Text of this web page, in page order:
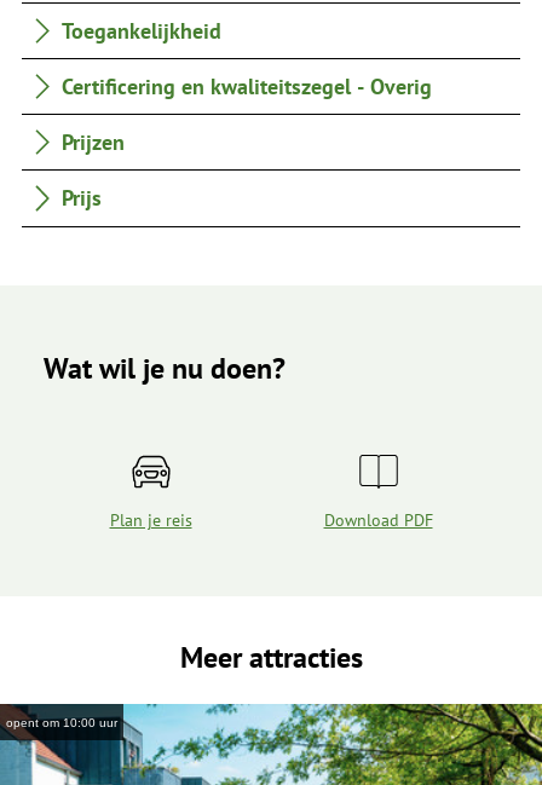
Toegankelijkheid
Certificering en kwaliteitszegel - Overig
Prijzen
Prijs
Wat wil je nu doen?
Plan je reis Download PDF
Meer attracties
opent om 10:00 uur